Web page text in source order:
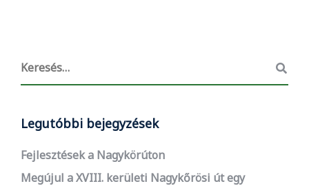
Legutóbbi bejegyzések
Fejlesztések a Nagykörúton
Megújul a XVIII. kerületi Nagykőrösi út egy